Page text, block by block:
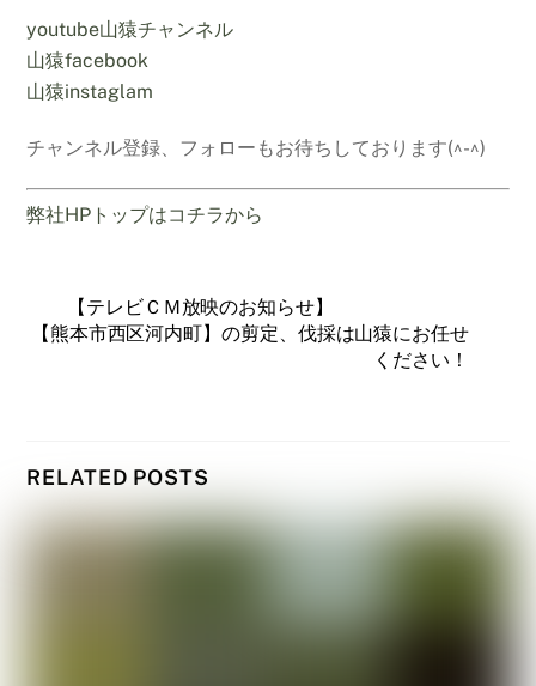
youtube山猿チャンネル
山猿facebook
山猿instaglam
チャンネル登録、フォローもお待ちしております(^-^)
弊社HPトップはコチラから
【テレビＣＭ放映のお知らせ】
【熊本市西区河内町】の剪定、伐採は山猿にお任せ
ください！
RELATED POSTS